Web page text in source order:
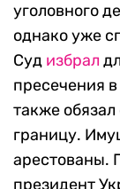
уголовного
однако уже
Суд избрал
пресечения в
также обязал
границу.
арестованы.
президент